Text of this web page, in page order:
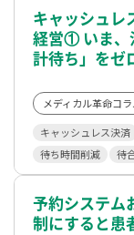
キャッシュレ
経営① いま、注目されている「会
計待ち」をゼ
メディカル革命コラ
キャッシュレス決済
待ち時間削減
待
予約システム
制にすると患